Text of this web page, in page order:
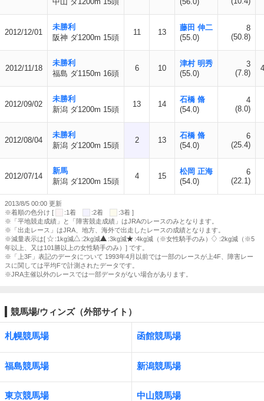
2012/12/01
未勝利
阪神 ダ1200m 15頭
11 13
藤田 伸二
(55.0)
8
(50.8)
2012/11/18
未勝利
福島 ダ1150m 16頭
6 10
津村 明秀
(55.0)
3
(7.8)
2012/09/02
未勝利
新潟 ダ1200m 15頭
13 14
石橋 脩
(54.0)
4
(8.0)
2012/08/04
未勝利
新潟 ダ1200m 15頭
2 13
石橋 脩
(54.0)
6
(25.4)
2012/07/14
新馬
新潟 ダ1200m 15頭
4 15
松岡 正海
(54.0)
6
(22.1)
2013/8/5 00:00 更新
※着順の色分け [
:1着 :2着
:3着 ]
※「平地競走成績」と「障害競走成績」はJRAのレースのみとなります。
※「出走レース」はJRA、地方、海外で出走したレースの成績となります。
※減量表示は[
:1kg減 :2kg減 :3kg減 :4kg減（※女性騎手のみ）
:2kg減（※5
年以上、又は101勝以上の女性騎手のみ）] です。
※「上3F」表記のデータについて 1993年4月以前では一部のレースが上4F、障害レー
スに関しては平均Fで計測されたデータです。
※JRA主催以外のレースでは一部データがない場合があります。
競馬場/ウィンズ（外部サイト）
札幌競馬場 函館競馬場
福島競馬場 新潟競馬場
東京競馬場 中山競馬場